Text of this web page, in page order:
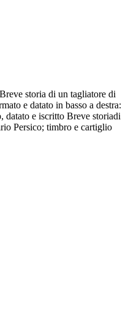
storia di un tagliatore di
e datato in basso a destra:
datato e iscritto Breve storiadi
Persico; timbro e cartiglio